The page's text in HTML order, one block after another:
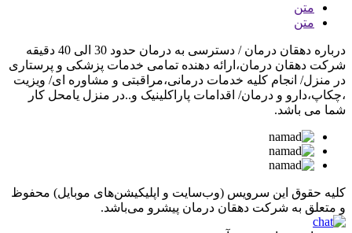
متن
متن
درباره دهقان درمان / دسترسی به درمان حدود 30 الی 40 دقیقه
شرکت دهقان درمان،ارائه دهنده تمامی خدمات پزشکی و پرستاری
در منزل/ انجام کلیه خدمات درمانی،مراقبتی و مشاوره ای/ ویزیت
،چکاپ،دارو و درمان/ اقدامات پاراکلینیک و..در منزل یامحل کار
شما می باشد.
کلیه حقوق این سرویس (وب‌سایت و اپلیکیشن‌های موبایل) محفوظ
و متعلق به شرکت دهقان درمان پیشرو می‌باشد.